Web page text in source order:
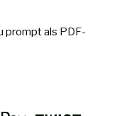
prompt als PDF-